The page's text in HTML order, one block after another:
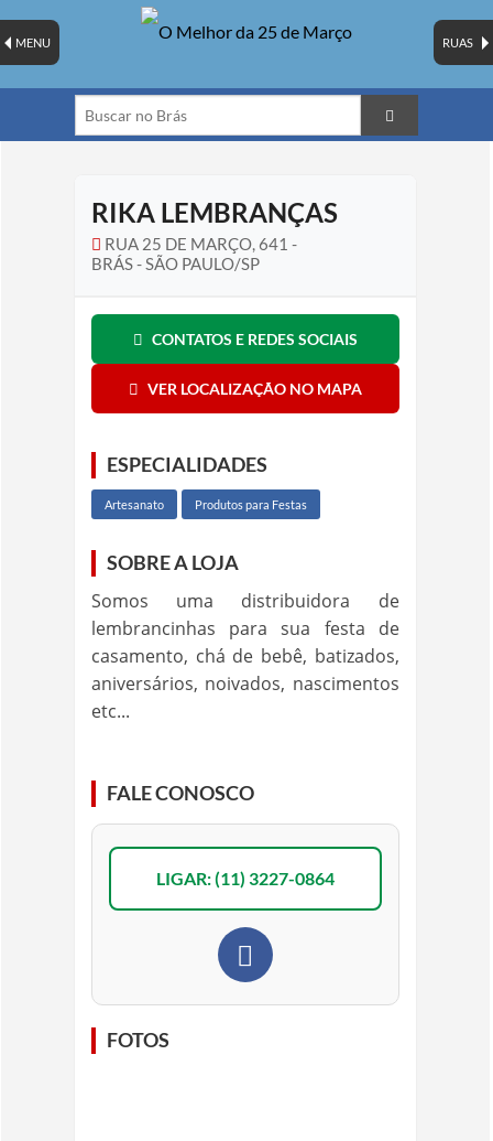
RUAS
MENU
RIKA LEMBRANÇAS
RUA 25 DE MARÇO, 641 -
BRÁS - SÃO PAULO/SP
CONTATOS E REDES SOCIAIS
VER LOCALIZAÇÃO NO MAPA
ESPECIALIDADES
Artesanato Produtos para Festas
SOBRE A LOJA
Somos uma distribuidora de
lembrancinhas para sua festa de
casamento, chá de bebê, batizados,
aniversários, noivados, nascimentos
etc...
FALE CONOSCO
LIGAR: (11) 3227-0864
FOTOS